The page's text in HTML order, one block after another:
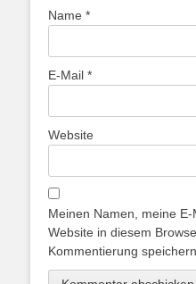
Name *
E-Mail *
Website
Meinen Namen, meine
Website in diesem
Kommentierung speichern.